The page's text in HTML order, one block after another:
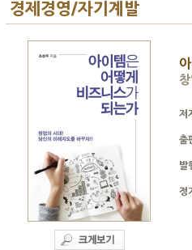
경제경영/자기계발
저
출
발
정